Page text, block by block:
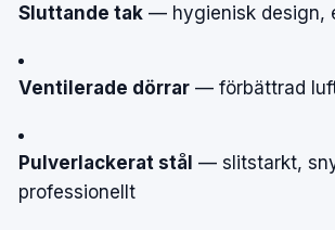
Sluttande tak — hygienisk design,
Ventilerade dörrar — förbättrad
Pulverlackerat stål — slitstarkt,
professionellt